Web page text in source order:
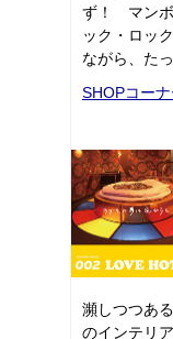
ず！ マンボ
ック・ロッ
ながら、た
SHOPコー
瀕しつつあ
のインテリ